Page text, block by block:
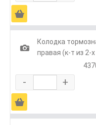
Ä
1
Колодка
правая (к-т из 2-
- +
Ä